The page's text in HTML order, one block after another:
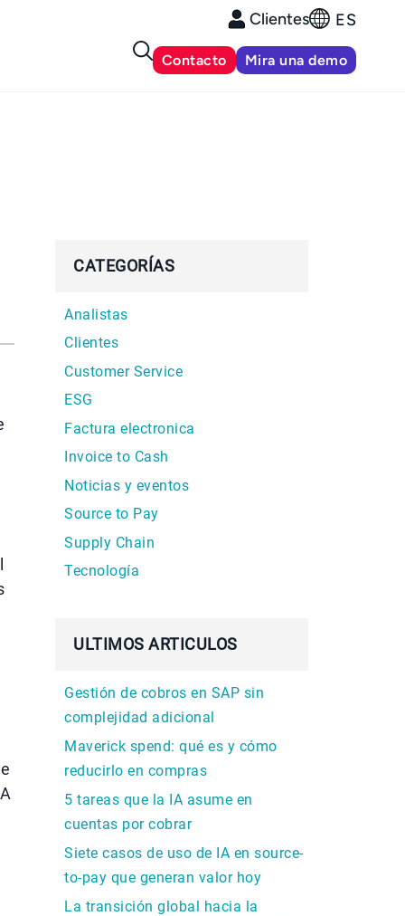
Clientes ES
Contacto Mira una demo
CATEGORÍAS
Analistas
Clientes
Customer Service
ESG
Factura electronica
Invoice to Cash
Noticias y eventos
Source to Pay
Supply Chain
Tecnología
ULTIMOS ARTICULOS
Gestión de cobros en SAP sin
complejidad adicional
Maverick spend: qué es y cómo
reducirlo en compras
5 tareas que la IA asume en
cuentas por cobrar
Siete casos de uso de IA en source-
to-pay que generan valor hoy
La transición global hacia la